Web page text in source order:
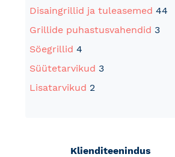
Disaingrillid ja tuleasemed 44
Grillide puhastusvahendid 3
Söegrillid 4
Süütetarvikud 3
Lisatarvikud 2
Klienditeenindus